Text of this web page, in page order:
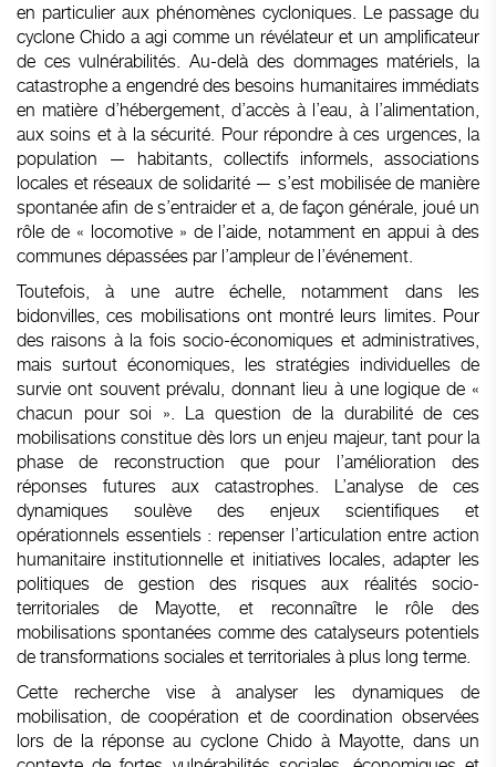
en particulier aux phénomènes cycloniques. Le passage du
cyclone Chido a agi comme un révélateur et un amplificateur
de ces vulnérabilités. Au-delà des dommages matériels, la
catastrophe a engendré des besoins humanitaires immédiats
en matière d’hébergement, d’accès à l’eau, à l’alimentation,
aux soins et à la sécurité. Pour répondre à ces urgences, la
population — habitants, collectifs informels, associations
locales et réseaux de solidarité — s’est mobilisée de manière
spontanée afin de s’entraider et a, de façon générale, joué un
rôle de « locomotive » de l’aide, notamment en appui à des
communes dépassées par l’ampleur de l’événement.
Toutefois, à une autre échelle, notamment dans les
bidonvilles, ces mobilisations ont montré leurs limites. Pour
des raisons à la fois socio-économiques et administratives,
mais surtout économiques, les stratégies individuelles de
survie ont souvent prévalu, donnant lieu à une logique de «
chacun pour soi ». La question de la durabilité de ces
mobilisations constitue dès lors un enjeu majeur, tant pour la
phase de reconstruction que pour l’amélioration des
réponses futures aux catastrophes. L’analyse de ces
dynamiques soulève des enjeux scientifiques et
opérationnels essentiels : repenser l’articulation entre action
humanitaire institutionnelle et initiatives locales, adapter les
politiques de gestion des risques aux réalités socio-
territoriales de Mayotte, et reconnaître le rôle des
mobilisations spontanées comme des catalyseurs potentiels
de transformations sociales et territoriales à plus long terme.
Cette recherche vise à analyser les dynamiques de
mobilisation, de coopération et de coordination observées
lors de la réponse au cyclone Chido à Mayotte, dans un